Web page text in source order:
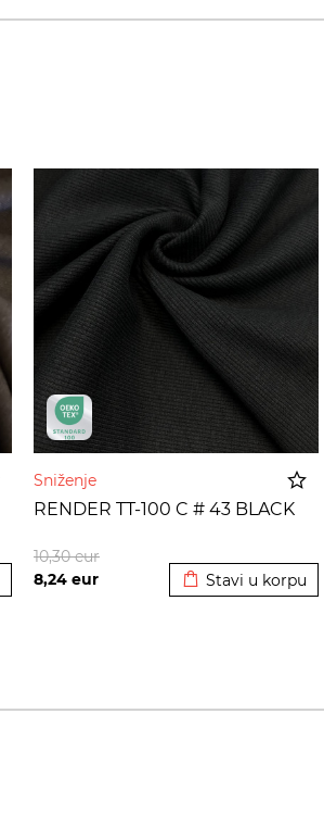
Sniženje
RENDER TT-100 C # 43 BLACK
8,24 eur
10,30eur
Stavi u korpu